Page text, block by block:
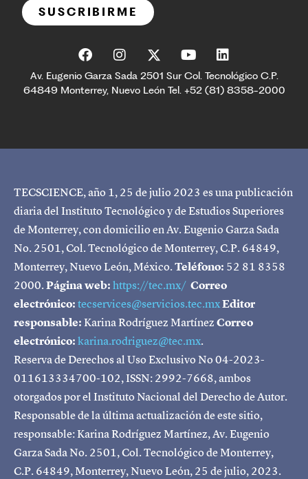
SUSCRIBIRME
Av. Eugenio Garza Sada 2501 Sur Col. Tecnológico C.P.
64849 Monterrey, Nuevo León Tel. +52 (81) 8358-2000
TECSCIENCE, año 1, 25 de julio 2023 es una publicación
diaria del Instituto Tecnológico y de Estudios Superiores
de Monterrey, con domicilio en Av. Eugenio Garza Sada
No. 2501, Col. Tecnológico de Monterrey, C.P. 64849,
Monterrey, Nuevo León, México.Teléfono: 52 81 8358
2000.Página web:https://tec.mx/ Correo
electrónico:tecservices@servicios.tec.mxEditor
responsable:Karina Rodríguez MartínezCorreo
electrónico:karina.rodriguez@tec.mx.
Reserva de Derechos al Uso Exclusivo No 04-2023-
011613334700-102, ISSN: 2992-7668, ambos
otorgados por el Instituto Nacional del Derecho de Autor.
Responsable de la última actualización de este sitio,
responsable: Karina Rodríguez Martínez, Av. Eugenio
Garza Sada No. 2501, Col. Tecnológico de Monterrey,
C.P. 64849, Monterrey, Nuevo León, 25 de julio, 2023.